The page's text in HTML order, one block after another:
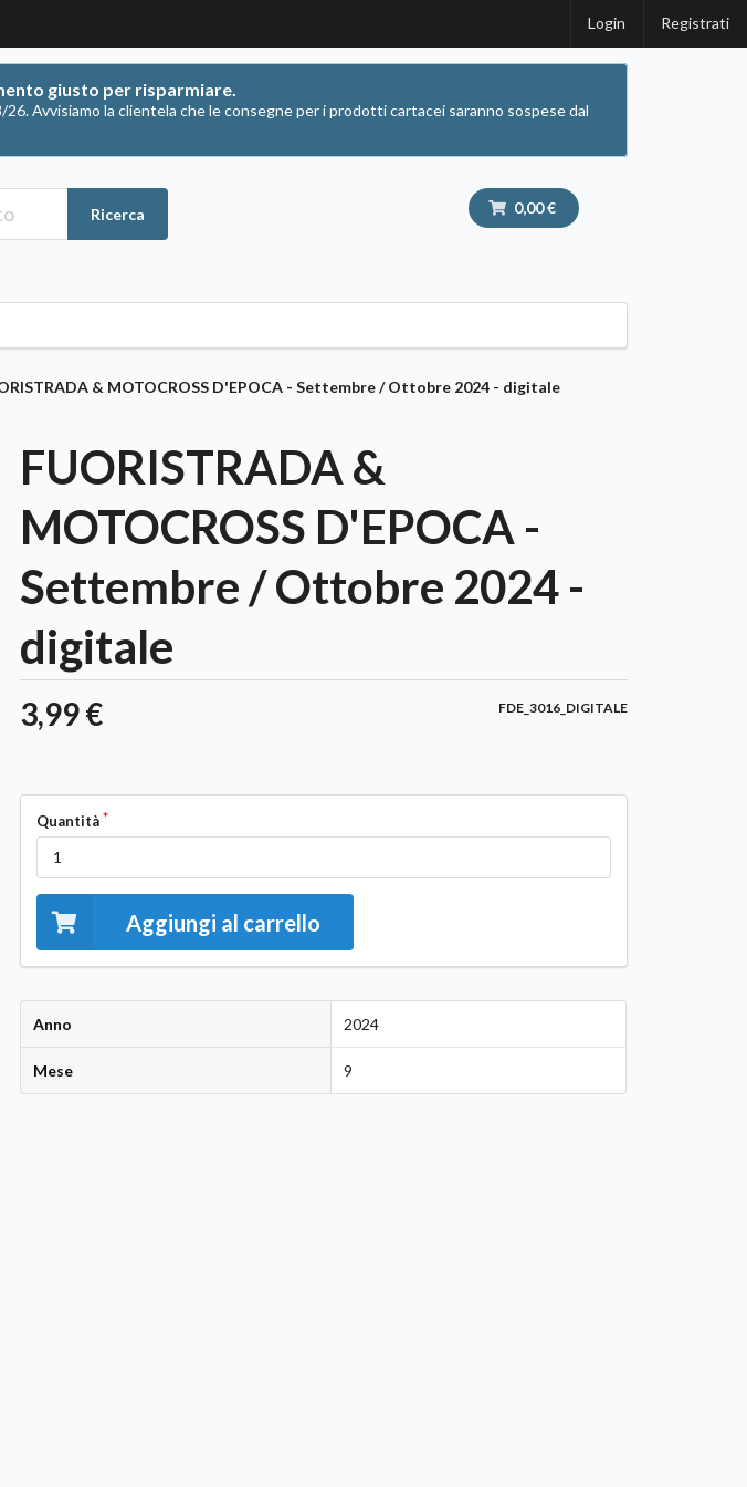
Login Registrati
giusto per risparmiare.
Avvisiamo la clientela che le consegne per i prodotti cartacei saranno sospese dal
Ricerca 0,00 €
& MOTOCROSS D'EPOCA - Settembre / Ottobre 2024 - digitale
FUORISTRADA &
MOTOCROSS D'EPOCA -
Settembre / Ottobre 2024 -
digitale
3,99 € FDE_3016_DIGITALE
Quantità
Aggiungi al carrello
Anno 2024
Mese 9